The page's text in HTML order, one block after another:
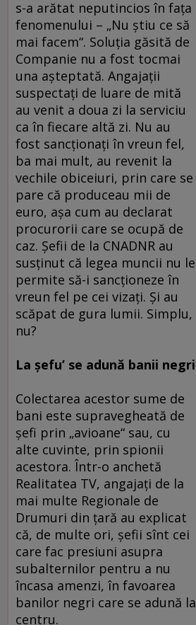
s-a arătat neputincios în faţa
fenomenului – „Nu ştiu ce să
mai facem“. Soluţia găsită de
Companie nu a fost tocmai
una aşteptată. Angajaţii
suspectaţi de luare de mită
au venit a doua zi la serviciu
ca în fiecare altă zi. Nu au
fost sancţionaţi în vreun fel,
ba mai mult, au revenit la
vechile obiceiuri, prin care se
pare că produceau mii de
euro, aşa cum au declarat
procurorii care se ocupă de
caz. Şefii de la CNADNR au
susţinut că legea muncii nu le
permite să-i sancţioneze în
vreun fel pe cei vizaţi. Şi au
scăpat de gura lumii. Simplu,
nu?
La şefu’ se adună banii negri
Colectarea acestor sume de
bani este supravegheată de
şefi prin „avioane“ sau, cu
alte cuvinte, prin spionii
acestora. Într-o anchetă
Realitatea TV, angajaţi de la
mai multe Regionale de
Drumuri din ţară au explicat
că, de multe ori, şefii sînt cei
care fac presiuni asupra
subalternilor pentru a nu
încasa amenzi, în favoarea
banilor negri care se adună la
centru.